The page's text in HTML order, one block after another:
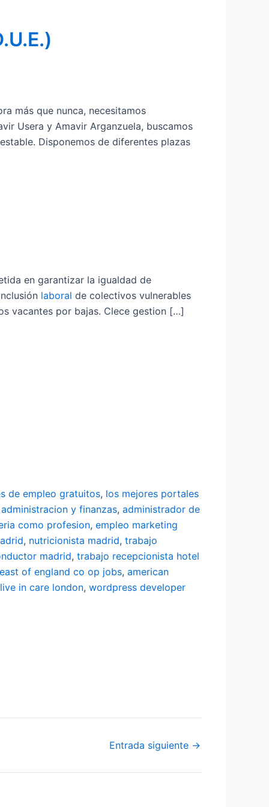
más que nunca, necesitamos
Usera y Amavir Arganzuela, buscamos
Disponemos de diferentes plazas
en garantizar la igualdad de
laboral de colectivos vulnerables
vacantes por bajas. Clece gestion […]
de empleo gratuitos, los mejores portales
y finanzas, administrador de
como profesion, empleo marketing
, nutricionista madrid, trabajo
madrid, trabajo recepcionista hotel
east of england co op jobs, american
live in care london, wordpress developer
Entrada siguiente →